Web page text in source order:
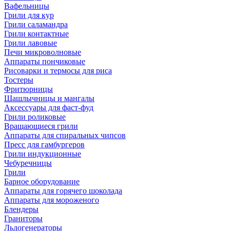
Вафельницы
Грили для кур
Грили саламандра
Грили контактные
Грили лавовые
Печи микроволновые
Аппараты пончиковые
Рисоварки и термосы для риса
Тостеры
Фритюрницы
Шашлычницы и мангалы
Аксессуары для фаст-фуд
Грили роликовые
Вращающиеся грили
Аппараты для спиральных чипсов
Пресс для гамбургеров
Грили индукционные
Чебуречницы
Грили
Барное оборудование
Аппараты для горячего шоколада
Аппараты для мороженого
Блендеры
Граниторы
Льдогенераторы